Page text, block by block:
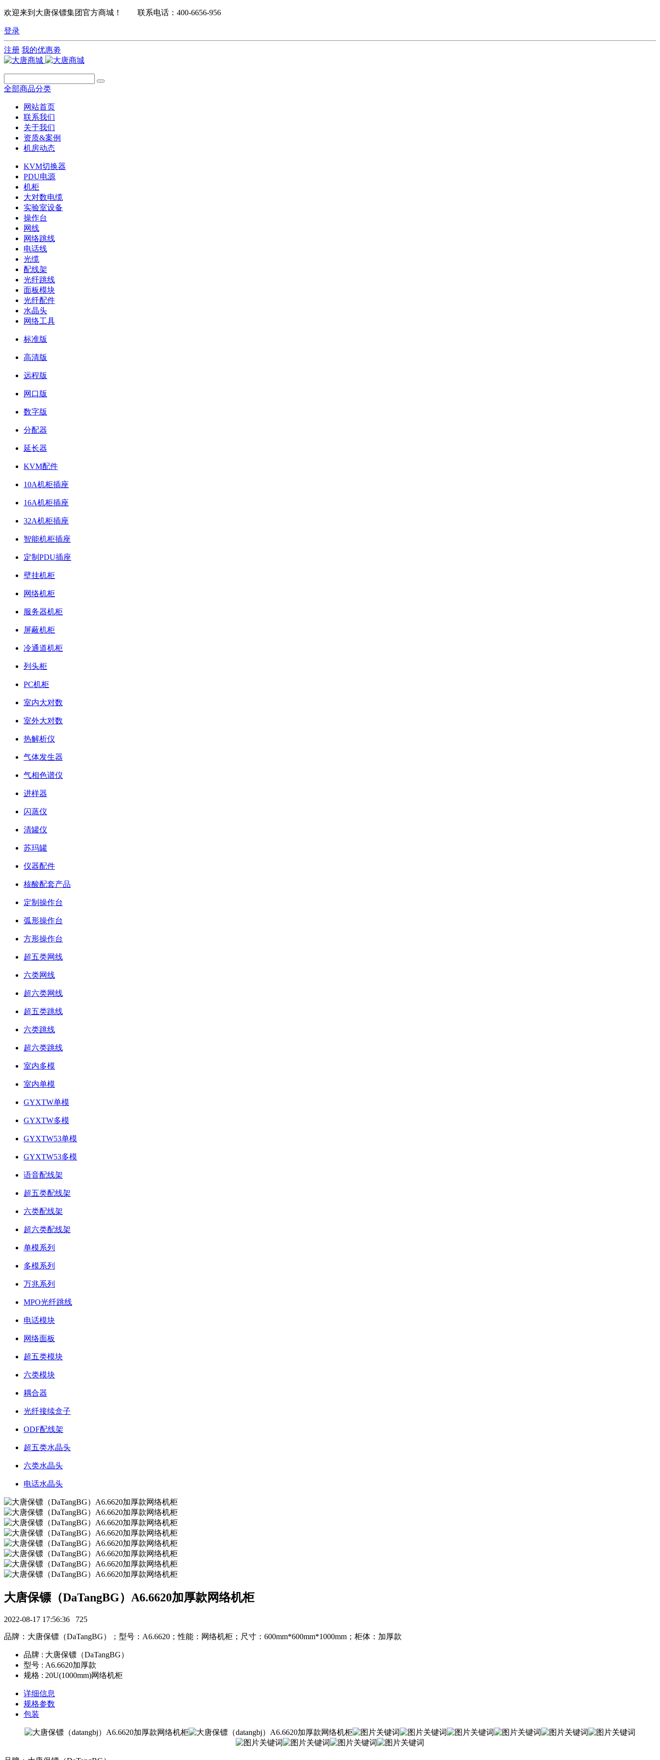
欢迎来到大唐保镖集团官方商城！ 联系电话：400-6656-956
登录
注册 我的优惠劵
全部商品分类
网站首页
联系我们
关于我们
资质&案例
机房动态
KVM切换器
PDU电源
机柜
大对数电缆
实验室设备
操作台
网线
网络跳线
电话线
光缆
配线架
光纤跳线
面板模块
光纤配件
水晶头
网络工具
标准版
高清版
远程版
网口版
数字版
分配器
延长器
KVM配件
10A机柜插座
16A机柜插座
32A机柜插座
智能机柜插座
定制PDU插座
壁挂机柜
网络机柜
服务器机柜
屏蔽机柜
冷通道机柜
列头柜
PC机柜
室内大对数
室外大对数
热解析仪
气体发生器
气相色谱仪
进样器
闪蒸仪
清罐仪
苏玛罐
仪器配件
核酸配套产品
定制操作台
弧形操作台
方形操作台
超五类网线
六类网线
超六类网线
超五类跳线
六类跳线
超六类跳线
室内多模
室内单模
GYXTW单模
GYXTW多模
GYXTW53单模
GYXTW53多模
语音配线架
超五类配线架
六类配线架
超六类配线架
单模系列
多模系列
万兆系列
MPO光纤跳线
电话模块
网络面板
超五类模块
六类模块
耦合器
光纤接续盒子
ODF配线架
超五类水晶头
六类水晶头
电话水晶头
大唐保镖（DaTangBG）A6.6620加厚款网络机柜
2022-08-17 17:56:36 725
品牌：大唐保镖（DaTangBG）；型号：A6.6620；性能：网络机柜；尺寸：600mm*600mm*1000mm；柜体：加厚款
品牌 : 大唐保镖（DaTangBG）
型号 : A6.6620加厚款
规格 : 20U(1000mm)网络机柜
详细信息
规格参数
包装